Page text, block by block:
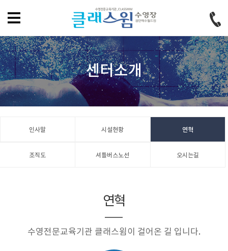
센터소개
인사말 시설현황 연혁
조직도 셔틀버스노선 오시는길
연혁
수영전문교육기관 클래스윔이 걸어온 길 입니다.